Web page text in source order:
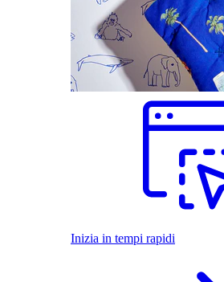
Inizia in tempi rapidi